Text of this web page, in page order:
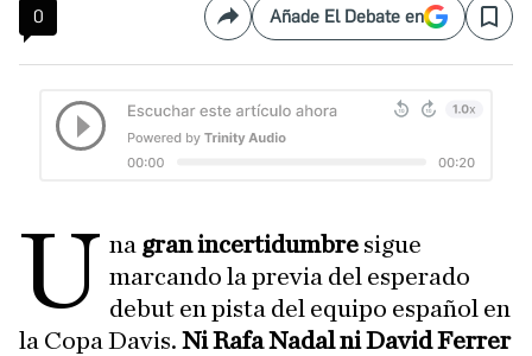
0 CompartirAñade El Debate en Save
U na gran incertidumbre sigue
marcando la previa del esperado
debut en pista del equipo español en
la Copa Davis. Ni Rafa Nadal ni David Ferrer